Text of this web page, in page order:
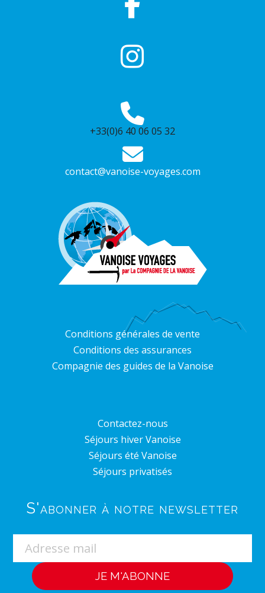
+33(0)6 40 06 05 32
contact@vanoise-voyages.com
Conditions générales de vente
Conditions des assurances
Compagnie des guides de la Vanoise
Contactez-nous
Séjours hiver Vanoise
Séjours été Vanoise
Séjours privatisés
S'abonner à notre newsletter